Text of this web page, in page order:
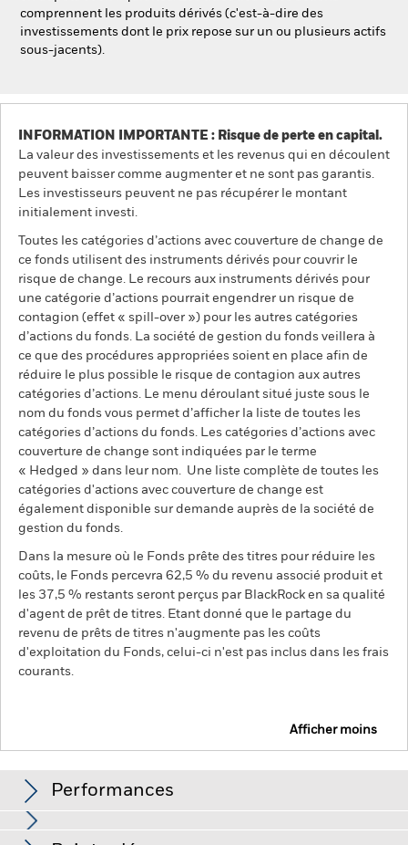
comprennent les produits dérivés (c'est-à-dire des
investissements dont le prix repose sur un ou plusieurs actifs
sous-jacents).
INFORMATION IMPORTANTE : Risque de perte en capital.
La valeur des investissements et les revenus qui en découlent
peuvent baisser comme augmenter et ne sont pas garantis.
Les investisseurs peuvent ne pas récupérer le montant
initialement investi.
Toutes les catégories d’actions avec couverture de change de
ce fonds utilisent des instruments dérivés pour couvrir le
risque de change. Le recours aux instruments dérivés pour
une catégorie d’actions pourrait engendrer un risque de
contagion (effet « spill-over ») pour les autres catégories
d’actions du fonds. La société de gestion du fonds veillera à
ce que des procédures appropriées soient en place afin de
réduire le plus possible le risque de contagion aux autres
catégories d’actions. Le menu déroulant situé juste sous le
nom du fonds vous permet d’afficher la liste de toutes les
catégories d’actions du fonds. Les catégories d’actions avec
couverture de change sont indiquées par le terme
« Hedged » dans leur nom. Une liste complète de toutes les
catégories d'actions avec couverture de change est
également disponible sur demande auprès de la société de
gestion du fonds.
Dans la mesure où le Fonds prête des titres pour réduire les
coûts, le Fonds percevra 62,5 % du revenu associé produit et
les 37,5 % restants seront perçus par BlackRock en sa qualité
d'agent de prêt de titres. Etant donné que le partage du
revenu de prêts de titres n'augmente pas les coûts
d'exploitation du Fonds, celui-ci n'est pas inclus dans les frais
courants.
Afficher moins
Absolute Return Fund
Performances